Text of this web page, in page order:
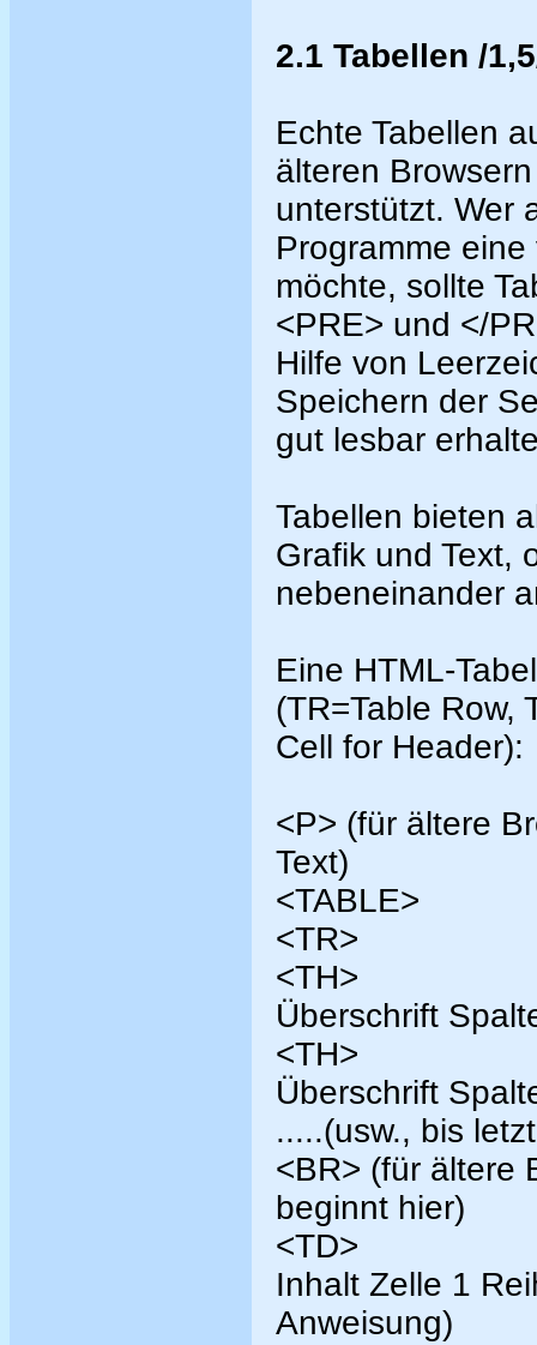
2.1 Tabellen /
Echte Tabellen
älteren
unterstützt. Wer
Programme
möchte, sollte
<PRE> und </
Hilfe von
Speichern der
gut lesbar
Tabellen bieten
Grafik und Text,
nebeneinander
Eine HTML-
(TR=Table Row,
Cell for Header):
<P> (für ältere
Text)
<TABLE>
<TR>
<TH>
Überschrift
<TH>
Überschrift
.....(usw., bis
<BR> (für ältere
beginnt hier)
<TD>
Inhalt Zelle 1
Anweisung)